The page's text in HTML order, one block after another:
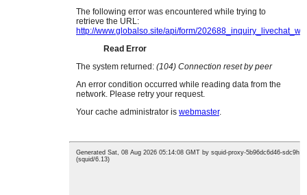
Дрот супраціву манганіну
Дрот дакладнага супраціву
Чысты нікелевы дрот
Плацінавы родыевы дрот